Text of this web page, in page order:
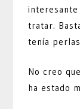
tratar.
tenía
No creo
ha estado